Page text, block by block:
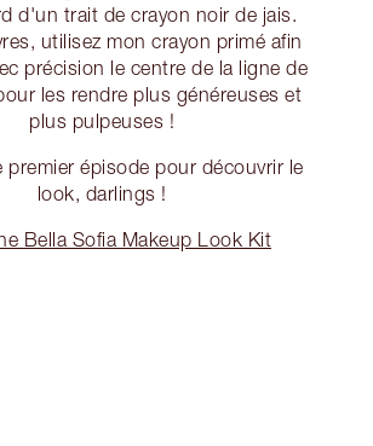
d'un trait de crayon noir de jais.
utilisez mon crayon primé afin
précision le centre de la ligne de
les rendre plus généreuses et
plus pulpeuses !
premier épisode pour découvrir le
look, darlings !
Bella Sofia Makeup Look Kit